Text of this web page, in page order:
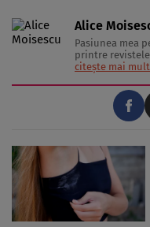
Alice
Pasiunea mea
printre
Astăzi, am
citește mai mult